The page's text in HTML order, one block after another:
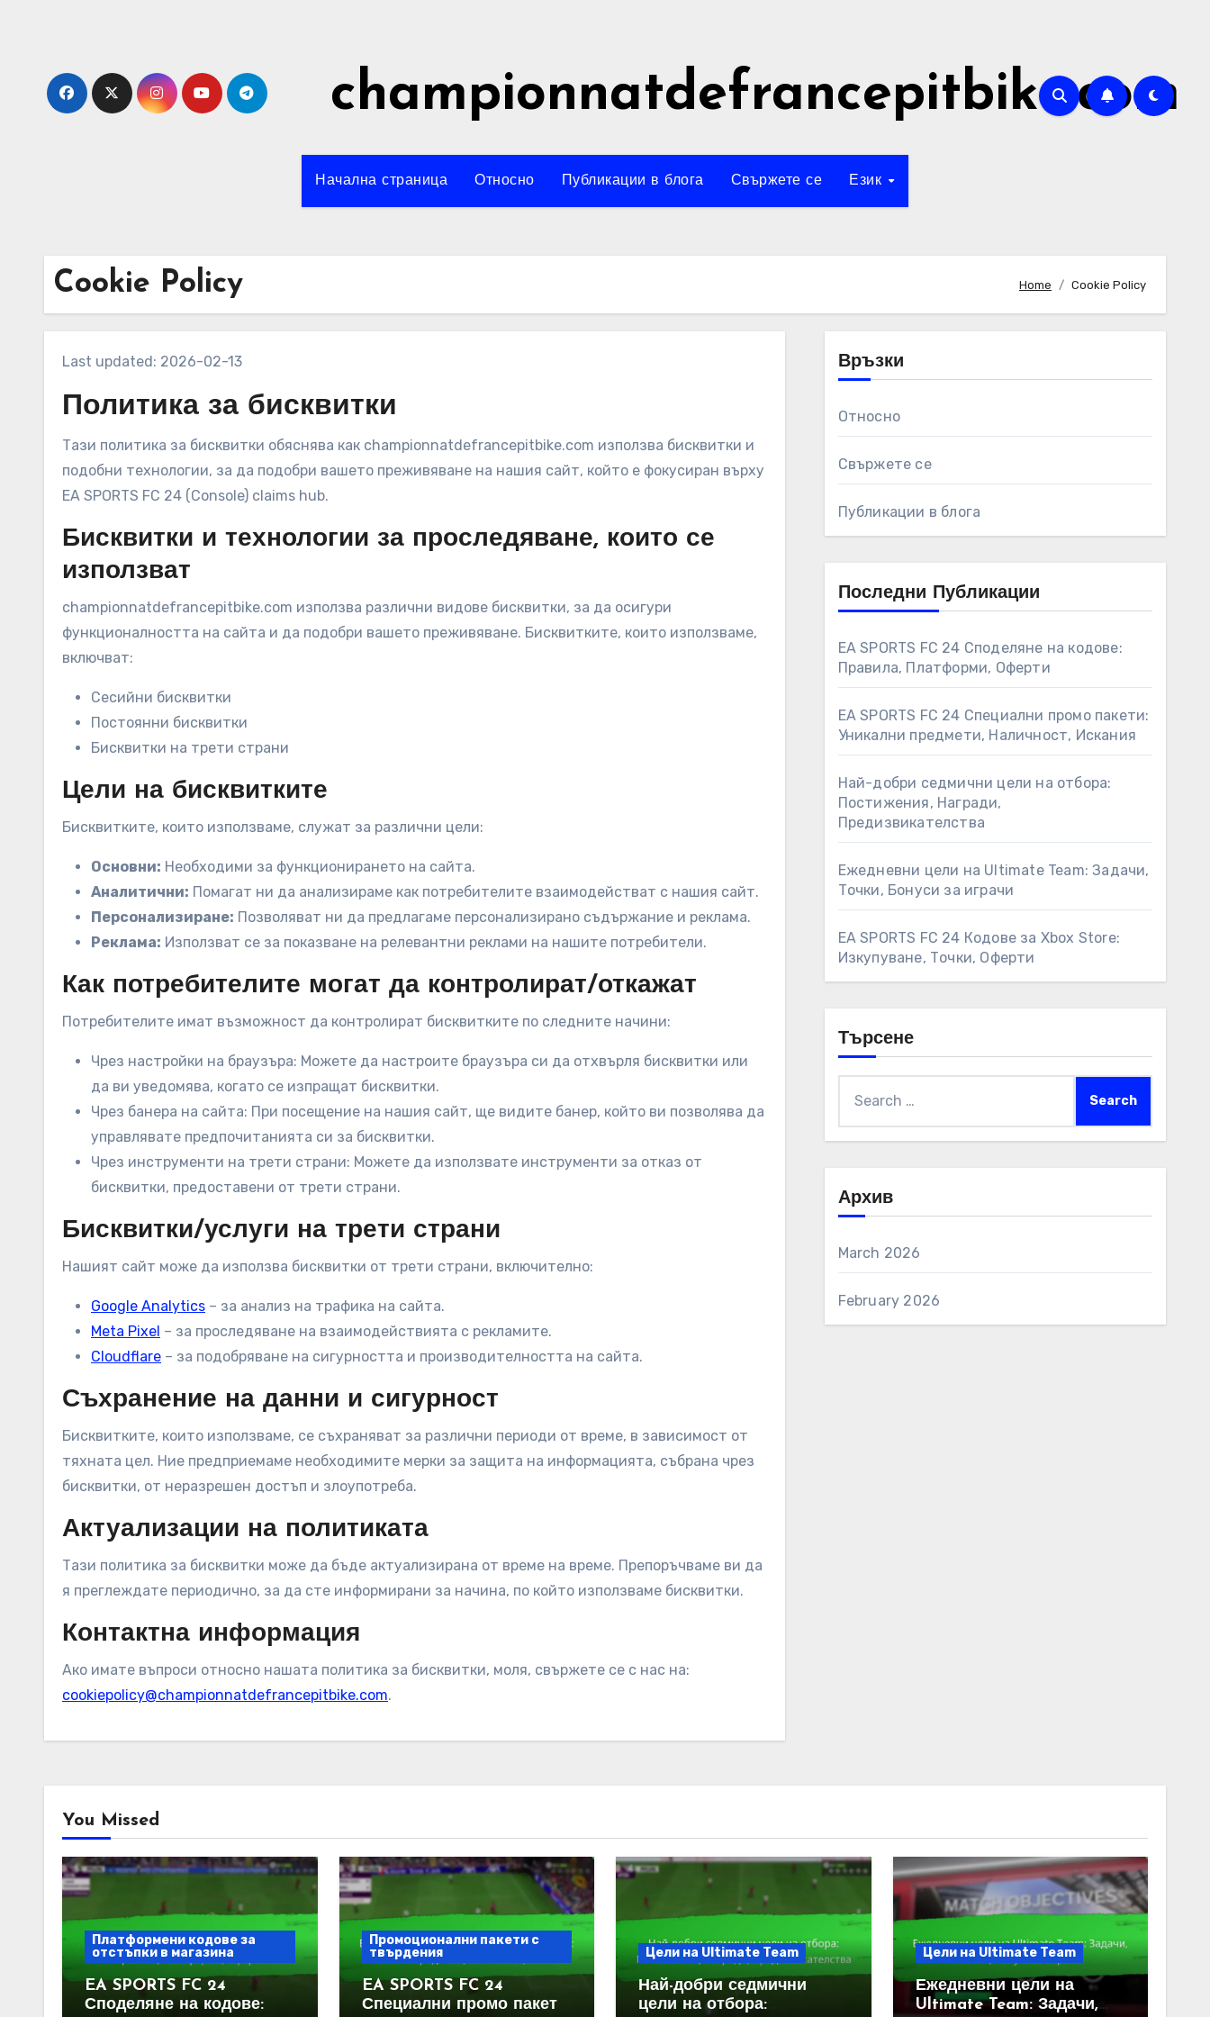
championnatdefrancepitbike.com
Начална страница Относно Публикации в блога Свържете се Език
Cookie Policy Home Cookie Policy
Last updated: 2026-02-13
Политика за бисквитки
Тази политика за бисквитки обяснява как championnatdefrancepitbike.com използва бисквитки и
подобни технологии, за да подобри вашето преживяване на нашия сайт, който е фокусиран върху
EA SPORTS FC 24 (Console) claims hub.
Бисквитки и технологии за проследяване, които се
използват
championnatdefrancepitbike.com използва различни видове бисквитки, за да осигури
функционалността на сайта и да подобри вашето преживяване. Бисквитките, които използваме,
включват:
Сесийни бисквитки
Постоянни бисквитки
Бисквитки на трети страни
Цели на бисквитките
Бисквитките, които използваме, служат за различни цели:
Основни: Необходими за функционирането на сайта.
Аналитични: Помагат ни да анализираме как потребителите взаимодействат с нашия сайт.
Персонализиране: Позволяват ни да предлагаме персонализирано съдържание и реклама.
Реклама: Използват се за показване на релевантни реклами на нашите потребители.
Как потребителите могат да контролират/откажат
Потребителите имат възможност да контролират бисквитките по следните начини:
Чрез настройки на браузъра: Можете да настроите браузъра си да отхвърля бисквитки или
да ви уведомява, когато се изпращат бисквитки.
Чрез банера на сайта: При посещение на нашия сайт, ще видите банер, който ви позволява да
управлявате предпочитанията си за бисквитки.
Чрез инструменти на трети страни: Можете да използвате инструменти за отказ от
бисквитки, предоставени от трети страни.
Бисквитки/услуги на трети страни
Нашият сайт може да използва бисквитки от трети страни, включително:
Google Analytics – за анализ на трафика на сайта.
Meta Pixel – за проследяване на взаимодействията с рекламите.
Cloudflare – за подобряване на сигурността и производителността на сайта.
Съхранение на данни и сигурност
Бисквитките, които използваме, се съхраняват за различни периоди от време, в зависимост от
тяхната цел. Ние предприемаме необходимите мерки за защита на информацията, събрана чрез
бисквитки, от неразрешен достъп и злоупотреба.
Актуализации на политиката
Тази политика за бисквитки може да бъде актуализирана от време на време. Препоръчваме ви да
я преглеждате периодично, за да сте информирани за начина, по който използваме бисквитки.
Контактна информация
Ако имате въпроси относно нашата политика за бисквитки, моля, свържете се с нас на:
cookiepolicy@championnatdefrancepitbike.com.
Връзки
Относно
Свържете се
Публикации в блога
Последни Публикации
EA SPORTS FC 24 Споделяне на кодове:
Правила, Платформи, Оферти
EA SPORTS FC 24 Специални промо пакети:
Уникални предмети, Наличност, Искания
Най-добри седмични цели на отбора:
Постижения, Награди,
Предизвикателства
Ежедневни цели на Ultimate Team: Задачи,
Точки, Бонуси за играчи
EA SPORTS FC 24 Кодове за Xbox Store:
Изкупуване, Точки, Оферти
Търсене
for:
Архив
March 2026
February 2026
You Missed
Платформени кодове за
отстъпки в магазина
EA SPORTS FC 24
Споделяне на кодове:
Промоционални пакети с
твърдения
EA SPORTS FC 24
Специални промо пакети:
Цели на Ultimate Team
Най-добри седмични
цели на отбора:
Цели на Ultimate Team
Ежедневни цели на
Ultimate Team: Задачи,